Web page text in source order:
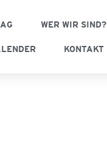
WER WIR SIND?
KONTAKT